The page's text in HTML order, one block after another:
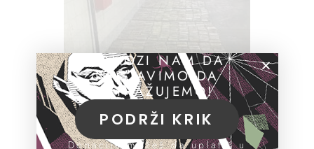
POMOZI NAM DA
NASTAVIMO DA
ISTRAŽUJEMO!
PODRŽI KRIK
Donacije možeš da uplatiš u